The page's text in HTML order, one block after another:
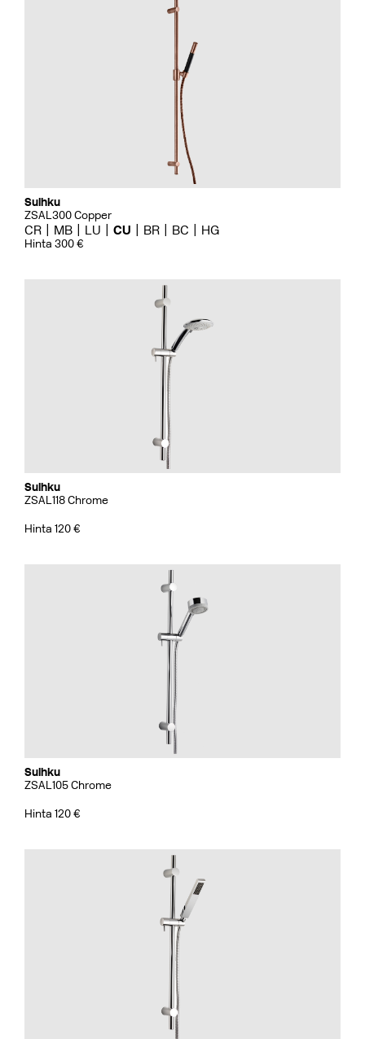
Suihku
ZSAL300 Copper
CR MB LU CU BR BC HG
Hinta 300 €
Suihku
ZSAL118 Chrome
Hinta 120 €
Suihku
ZSAL105 Chrome
Hinta 120 €